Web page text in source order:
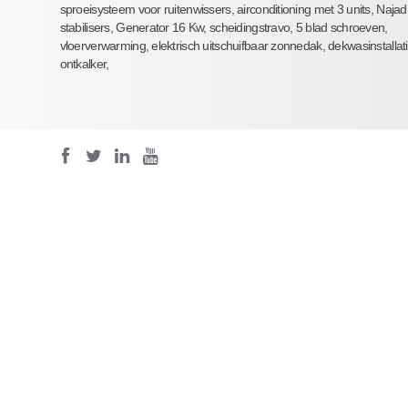
sproeisysteem voor ruitenwissers, airconditioning met 3 units, Najad
stabilisers, Generator 16 Kw, scheidingstravo, 5 blad schroeven,
vloerverwarming, elektrisch uitschuifbaar zonnedak,
ontkalker,